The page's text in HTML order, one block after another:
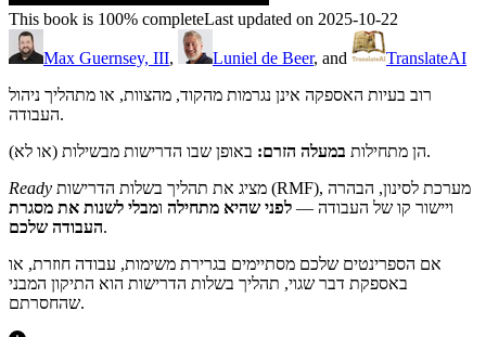
This book is 100% completeLast updated on 2025-10-22
Max Guernsey, III, Luniel de Beer, and
TranslateAI
רוב בעיות האספקה אינן נגרמות מהקוד, מהצוות, או מתהליך ניהול
העבודה.
הן מתחילות במעלה הזרם:
באופן שבו הדרישות מבשילות (או לא).
Ready
ויישור קו של העבודה — לפני שהיא מתחילה ומבלי לשנות את מסגרת
העבודה שלכם.
אם הספרינטים שלכם מסתיימים בגרירת משימות, עבודה חוזרת, או
באספקת דבר שגוי, תהליך בשלות הדרישות הוא התיקון המבני
שהחסרתם.